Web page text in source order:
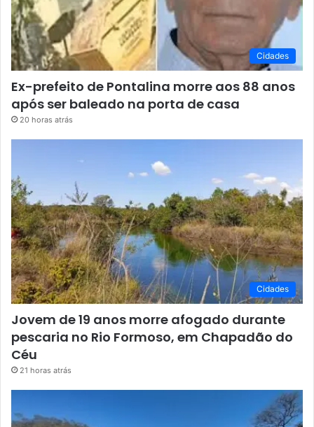
Cidades
Ex-prefeito de Pontalina morre aos 88 anos
após ser baleado na porta de casa
20 horas atrás
Cidades
Jovem de 19 anos morre afogado durante
pescaria no Rio Formoso, em Chapadão do
Céu
21 horas atrás